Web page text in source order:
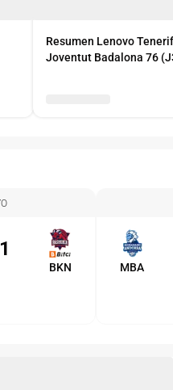
Resumen Lenovo
Joventut Badalona 76
BKN MBA